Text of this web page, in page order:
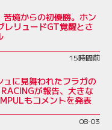
苦境からの初優勝。ホン
レリュードGT覚醒とさ
15時間前
ュに見舞われたフラガの
が報告、大きな
もコメントを発表
08-03